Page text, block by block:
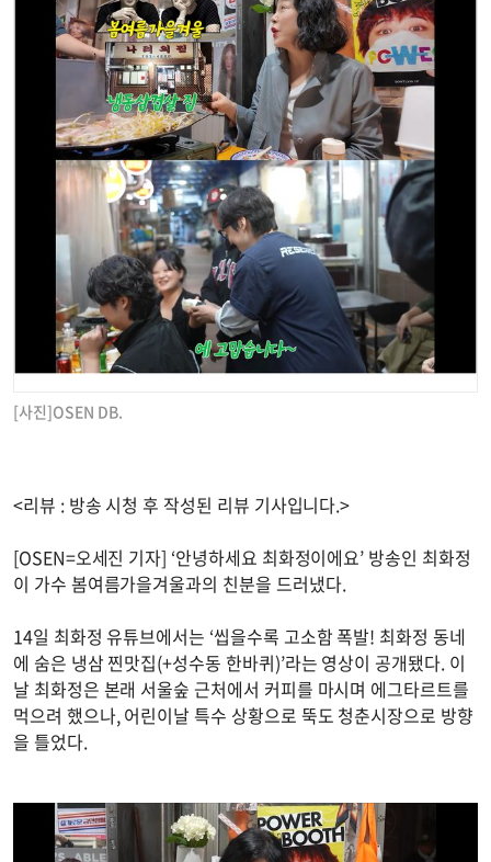
[사진]OSEN DB.
<리뷰 : 방송 시청 후 작성된 리뷰 기사입니다.>
[OSEN=오세진 기자] ‘안녕하세요 최화정이에요’ 방송인 최화정
이 가수 봄여름가을겨울과의 친분을 드러냈다.
14일 최화정 유튜브에서는 ‘씹을수록 고소함 폭발! 최화정 동네
에 숨은 냉삼 찐맛집(+성수동 한바퀴)’라는 영상이 공개됐다. 이
날 최화정은 본래 서울숲 근처에서 커피를 마시며 에그타르트를
먹으려 했으나, 어린이날 특수 상황으로 뚝도 청춘시장으로 방향
을 틀었다.